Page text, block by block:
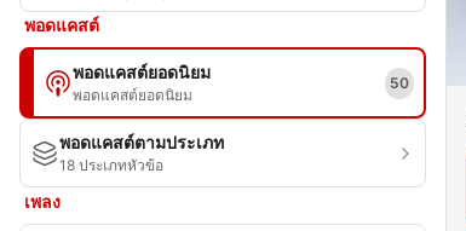
พอดแคสต์
พอดแคสต์ยอดนิยม
พอดแคสต์ยอดนิยม
50
พอดแคสต์ตามประเภท
18 ประเภทหัวข้อ
เพลง